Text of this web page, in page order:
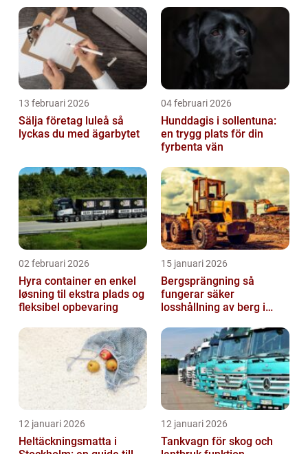
13 februari 2026
Sälja företag luleå så
lyckas du med ägarbytet
04 februari 2026
Hunddagis i sollentuna:
en trygg plats för din
fyrbenta vän
02 februari 2026
Hyra container en enkel
løsning til ekstra plads og
fleksibel opbevaring
15 januari 2026
Bergsprängning så
fungerar säker
losshållning av berg i
12 januari 2026
Heltäckningsmatta i
12 januari 2026
Tankvagn för skog och